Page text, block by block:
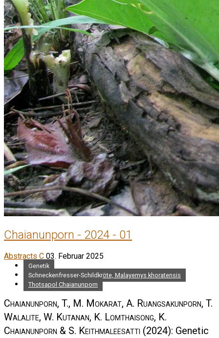
Chaianunporn - 2024 - 01
Abstracts C 03. Februar 2025
Genetik
Schneckenfresser-Schildkröte, Malayemys khoratensis
Thotsapol Chaianunporn
Chaianunporn, T., M. Mokarat, A. Ruangsakunporn, T.
Walalite, W. Kutanan, K. Lomthaisong, K.
Chaianunporn & S. Keithmaleesatti (2024): Genetic